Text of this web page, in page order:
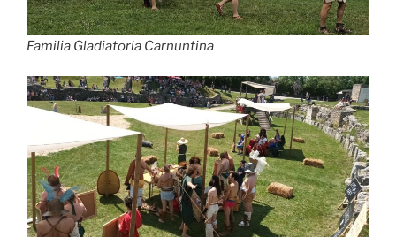
Familia Gladiatoria Carnuntina